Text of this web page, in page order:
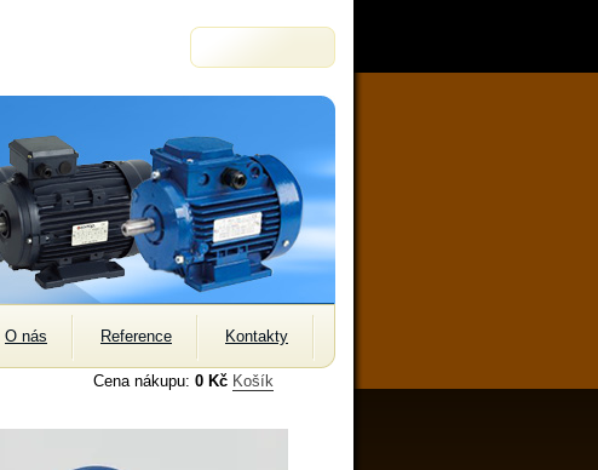
O nás Reference Kontakty
Cena nákupu: 0 Kč Košík